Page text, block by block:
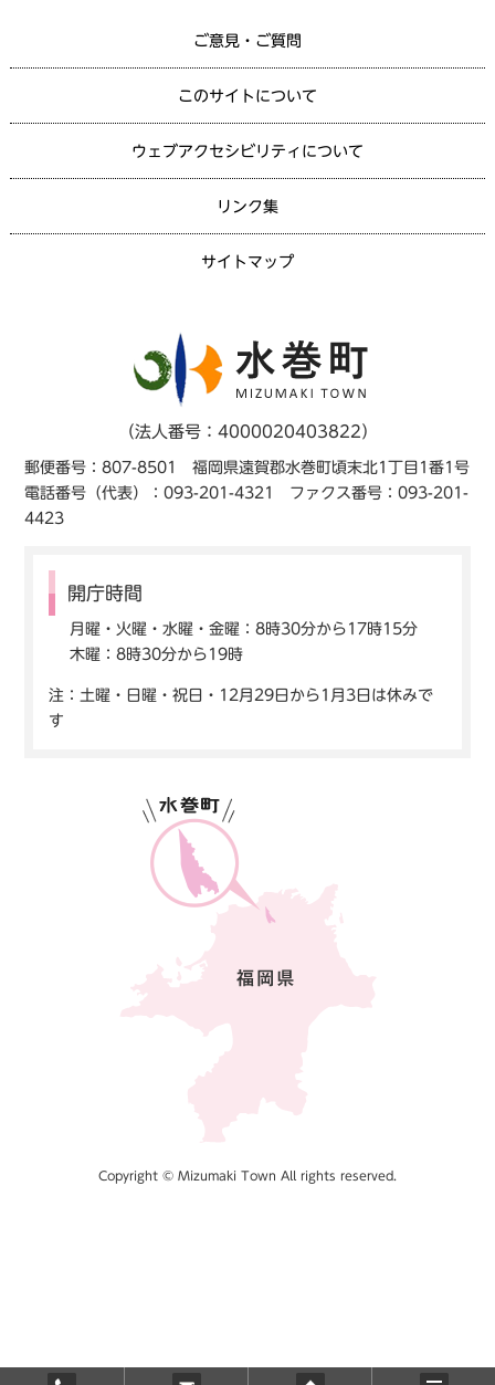
ご意見・ご質問
このサイトについて
ウェブアクセシビリティについて
リンク集
サイトマップ
（法人番号：4000020403822）
郵便番号：807-8501 福岡県遠賀郡水巻町頃末北1丁目1番1号
電話番号（代表）：093-201-4321 ファクス番号：093-201-
4423
開庁時間
月曜・火曜・水曜・金曜：8時30分から17時15分
木曜：8時30分から19時
注：土曜・日曜・祝日・12月29日から1月3日は休みで
す
Copyright © Mizumaki Town All rights reserved.